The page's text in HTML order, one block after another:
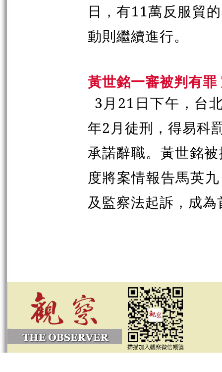
日，有11萬反服貿
動則繼續進行。
黃世銘一審被判有罪
3月21日下午，台
年2月徒刑，得易科
承諾辭職。黃世銘
度將案情報告馬英
及監察法起訴，成